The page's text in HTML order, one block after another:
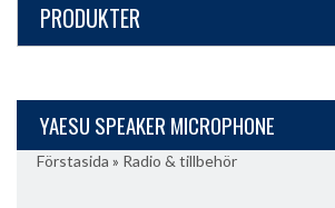
PRODUKTER
YAESU SPEAKER MICROPHONE
Förstasida » Radio & tillbehör